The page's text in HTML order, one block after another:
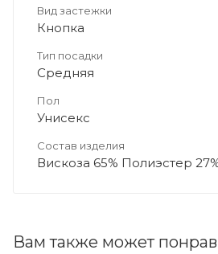
Вид застежки
Кнопка
Тип посадки
Средняя
Пол
Унисекс
Состав изделия
Вискоза 65% Полиэстер
Вам также может